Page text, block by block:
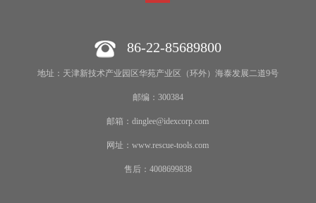
86-22-85689800
地址：天津新技术产业园区华苑产业区（环外）海泰发展二道9号
邮编：300384
邮箱：dinglee@idexcorp.com
网址：www.rescue-tools.com
售后：4008699838